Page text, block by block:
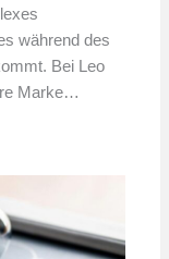
während des
Bei Leo
Marke…